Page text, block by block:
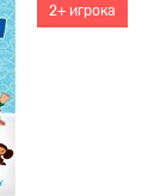
2+ игрока